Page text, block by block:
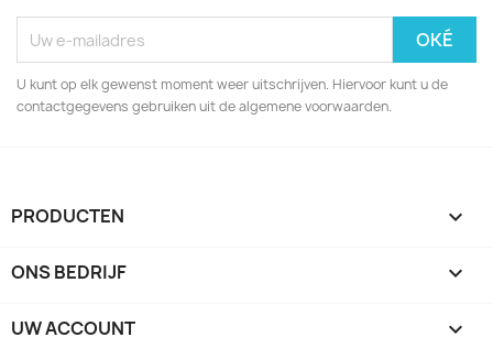
U kunt op elk gewenst moment weer uitschrijven. Hiervoor kunt u de
contactgegevens gebruiken uit de algemene voorwaarden.
PRODUCTEN 
ONS BEDRIJF 
UW ACCOUNT 